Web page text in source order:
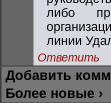
либо
линии
Ответить
Добавить
Более новые ›